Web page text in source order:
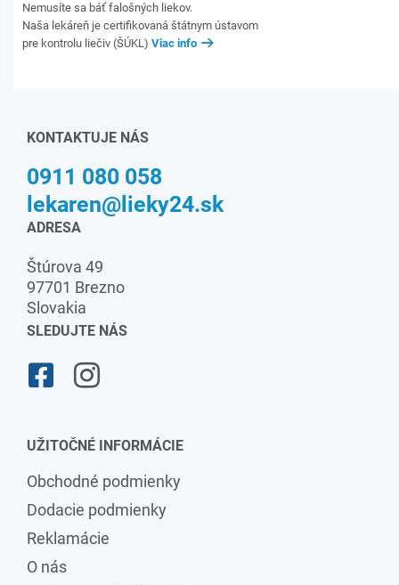
Nemusíte sa báť falošných liekov.
Naša lekáreň je certifikovaná štátnym ústavom
pre kontrolu liečiv (ŠÚKL) Viac info
KONTAKTUJE NÁS
0911 080 058
lekaren@lieky24.sk
ADRESA
Štúrova 49
97701 Brezno
Slovakia
SLEDUJTE NÁS
UŽITOČNÉ INFORMÁCIE
Obchodné podmienky
Dodacie podmienky
Reklamácie
O nás